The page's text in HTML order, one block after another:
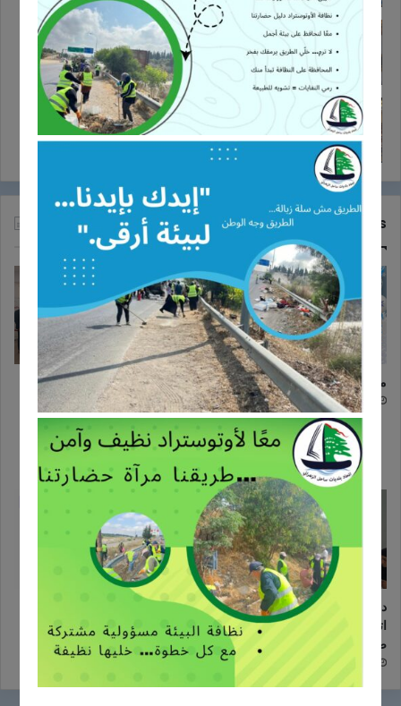
افتتاح المعرض التراثي الثقافي في اللوبية
22/09/2017
عرض مسرحي حول اختيار الشريك ومخاطر
وسائل التواصل الاجتماعي في البابلية
26/10/2017
Recent Tech News
معايدة
24/12/2025
دورة تدريبية حول مخاطر الأخبار
الزائفة وأهمية التحقق من
المعلومات في اتحاد بلديات ساحل
الزهراني
دورة زراعية تدريبية بالتعاون مع
اتحاد بلديات ساحل الزهراني لدعم
صغار المزارعين
24/10/2025
اعلان عن إطلاق مشروع زراعي
یركز على دعم صغار المزارعین
في منطقة ساحل الزهراني
24/10/2025